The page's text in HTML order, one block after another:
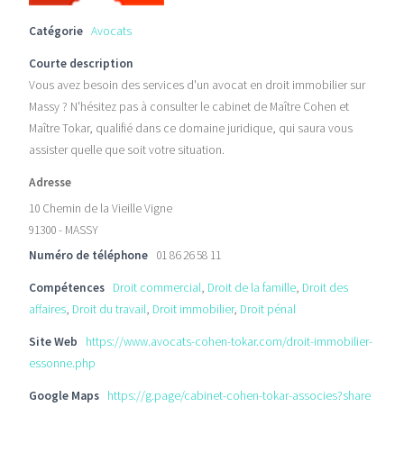
Catégorie Avocats
Courte description
Vous avez besoin des services d'un avocat en droit immobilier sur
Massy ? N'hésitez pas à consulter le cabinet de Maître Cohen et
Maître Tokar, qualifié dans ce domaine juridique, qui saura vous
assister quelle que soit votre situation.
Adresse
10 Chemin de la Vieille Vigne
91300 - MASSY
Numéro de téléphone 01 86 26 58 11
Compétences Droit commercial, Droit de la famille, Droit des
affaires, Droit du travail, Droit immobilier, Droit pénal
Site Web
https://www.avocats-cohen-tokar.com/droit-immobilier-
essonne.php
Google Maps https://g.page/cabinet-cohen-tokar-associes?share